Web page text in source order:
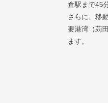
倉駅まで45
さらに、移
要港湾（苅
ます。